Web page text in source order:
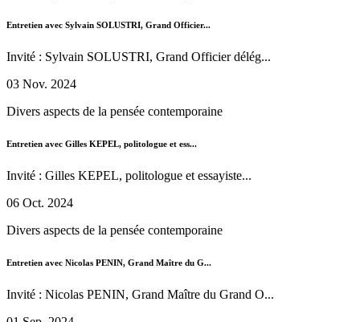
Entretien avec Sylvain SOLUSTRI, Grand Officier...
Invité : Sylvain SOLUSTRI, Grand Officier délég...
03 Nov. 2024
Divers aspects de la pensée contemporaine
Entretien avec Gilles KEPEL, politologue et ess...
Invité : Gilles KEPEL, politologue et essayiste...
06 Oct. 2024
Divers aspects de la pensée contemporaine
Entretien avec Nicolas PENIN, Grand Maître du G...
Invité : Nicolas PENIN, Grand Maître du Grand O...